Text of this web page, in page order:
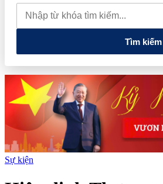
trong 2 năm
Phú Thọ phát triển 14 đô
cửa cho kỷ nguyên tăng trưởng mới
Tìm kiếm
Sự kiện